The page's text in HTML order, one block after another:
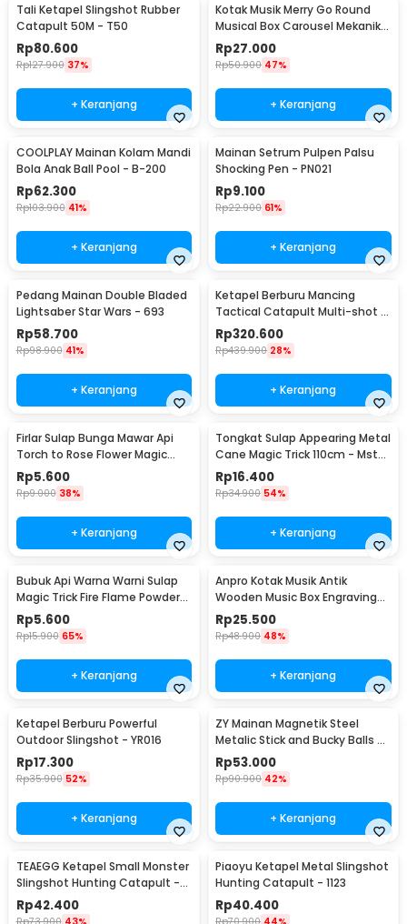
Tali Ketapel Slingshot Rubber
Catapult 50M - T50
Rp80.600
Rp127.900 37%
+ Keranjang
Kotak Musik Merry Go Round
Musical Box Carousel Mekanikal
- HD-Y02
Rp27.000
Rp50.900 47%
+ Keranjang
COOLPLAY Mainan Kolam Mandi
Bola Anak Ball Pool - B-200
Rp62.300
Rp103.900 41%
+ Keranjang
Mainan Setrum Pulpen Palsu
Shocking Pen - PN021
Rp9.100
Rp22.900 61%
+ Keranjang
Pedang Mainan Double Bladed
Lightsaber Star Wars - 693
Rp58.700
Rp98.900 41%
+ Keranjang
Ketapel Berburu Mancing
Tactical Catapult Multi-shot -
KMSS
Rp320.600
Rp439.900 28%
+ Keranjang
Firlar Sulap Bunga Mawar Api
Torch to Rose Flower Magic
Trick - 82120
Rp5.600
Rp9.000 38%
+ Keranjang
Tongkat Sulap Appearing Metal
Cane Magic Trick 110cm - Mstk-
002
Rp16.400
Rp34.900 54%
+ Keranjang
Bubuk Api Warna Warni Sulap
Magic Trick Fire Flame Powder
15g - YY064
Rp5.600
Rp15.900 65%
+ Keranjang
Anpro Kotak Musik Antik
Wooden Music Box Engraving
Harry Potter - ADQ0194
Rp25.500
Rp48.900 48%
+ Keranjang
Ketapel Berburu Powerful
Outdoor Slingshot - YR016
Rp17.300
Rp35.900 52%
+ Keranjang
ZY Mainan Magnetik Steel
Metalic Stick and Bucky Balls -
005
Rp53.000
Rp90.900 42%
+ Keranjang
TEAEGG Ketapel Small Monster
Slingshot Hunting Catapult -
JH8171
Rp42.400
Piaoyu Ketapel Metal Slingshot
Hunting Catapult - 1123
Rp40.400